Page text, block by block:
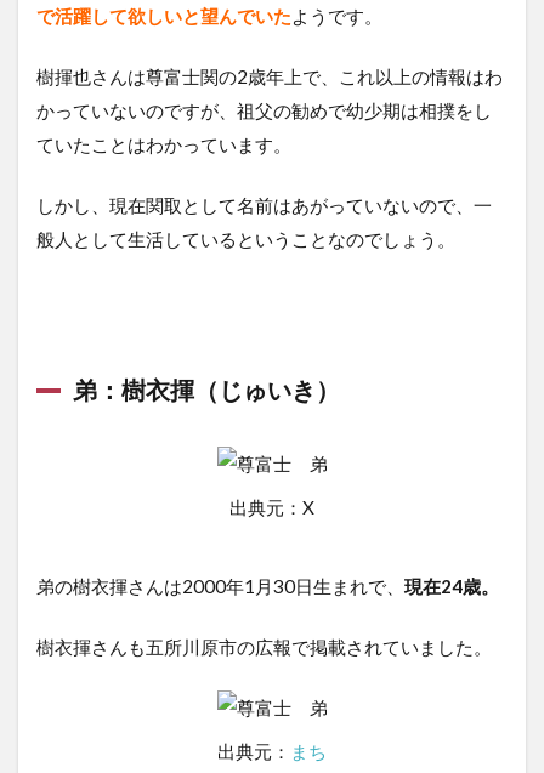
で活躍して欲しいと望んでいたようです。
樹揮也さんは尊富士関の2歳年上で、これ以上の情報はわ
かっていないのですが、祖父の勧めで幼少期は相撲をし
ていたことはわかっています。
しかし、現在関取として名前はあがっていないので、一
般人として生活しているということなのでしょう。
弟：樹衣揮（じゅいき）
出典元：X
弟の樹衣揮さんは2000年1月30日生まれで、 現在24歳。
樹衣揮さんも五所川原市の広報で掲載されていました。
出典元： まち